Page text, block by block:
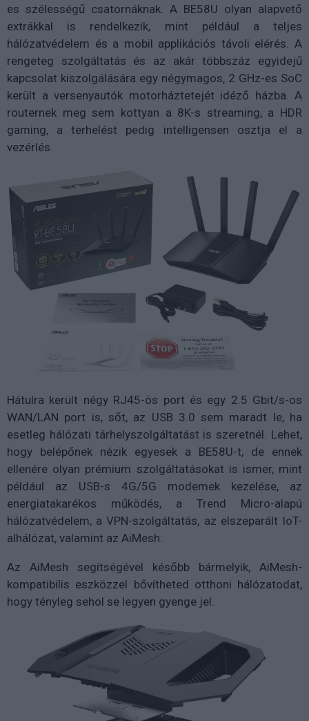
es szélességű csatornáknak. A BE58U olyan alapvető
extrákkal is rendelkezik, mint például a teljes
hálózatvédelem és a mobil applikációs távoli elérés. A
rengeteg szolgáltatás és az akár többszáz egyidejű
kapcsolat kiszolgálására egy négymagos, 2 GHz-es SoC
került a versenyautók motorháztetejét idéző házba. A
routernek meg sem kottyan a 8K-s streaming, a HDR
gaming, a terhelést pedig intelligensen osztja el a
vezérlés.
Hátulra került négy RJ45-ös port és egy 2.5 Gbit/s-os
WAN/LAN port is, sőt, az USB 3.0 sem maradt le, ha
esetleg hálózati tárhelyszolgáltatást is szeretnél. Lehet,
hogy belépőnek nézik egyesek a BE58U-t, de ennek
ellenére olyan prémium szolgáltatásokat is ismer, mint
például az USB-s 4G/5G modemek kezelése, az
energiatakarékos működés, a Trend Micro-alapú
hálózatvédelem, a VPN-szolgáltatás, az elszeparált IoT-
alhálózat, valamint az AiMesh.
Az AiMesh segítségével később bármelyik, AiMesh-
kompatibilis eszközzel bővítheted otthoni hálózatodat,
hogy tényleg sehol se legyen gyenge jel.